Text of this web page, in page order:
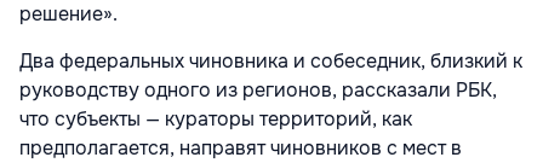
решение».
Два федеральных чиновника и собеседник, близкий к
руководству одного из регионов, рассказали РБК,
что субъекты — кураторы территорий, как
предполагается, направят чиновников с мест в